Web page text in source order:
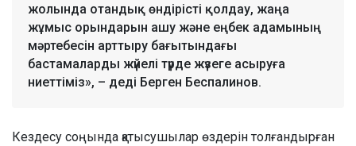
жолында отандық өндірісті қолдау, жаңа
жұмыс орындарын ашу және еңбек адамының
мәртебесін арттыру бағытындағы
бастамаларды жүйелі түрде жүзеге асыруға
ниеттіміз», – деді Берген Беспалинов.
Кездесу соңында қатысушылар өздерін толғандырған